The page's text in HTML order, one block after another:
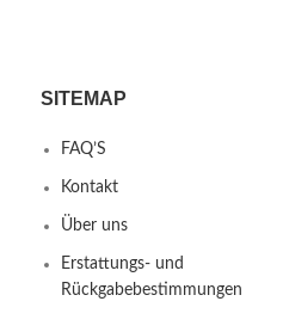
SITEMAP
FAQ’S
Kontakt
Über uns
Erstattungs- und
Rückgabebestimmungen